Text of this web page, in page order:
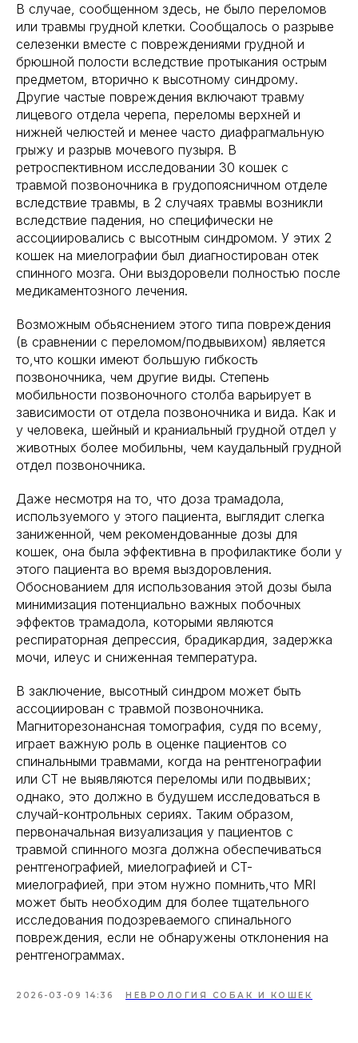
В случае, сообщенном здесь, не было переломов
или травмы грудной клетки. Сообщалось о разрыве
селезенки вместе с повреждениями грудной и
брюшной полости вследствие протыкания острым
предметом, вторично к высотному синдрому.
Другие частые повреждения включают травму
лицевого отдела черепа, переломы верхней и
нижней челюстей и менее часто диафрагмальную
грыжу и разрыв мочевого пузыря. В
ретроспективном исследовании 30 кошек с
травмой позвоночника в грудопоясничном отделе
вследствие травмы, в 2 случаях травмы возникли
вследствие падения, но специфически не
ассоциировались с высотным синдромом. У этих 2
кошек на миелографии был диагностирован отек
спинного мозга. Они выздоровели полностью после
медикаментозного лечения.
Возможным обьяснением этого типа повреждения
(в сравнении с переломом/подвывихом) является
то,что кошки имеют большую гибкость
позвоночника, чем другие виды. Степень
мобильности позвоночного столба варьирует в
зависимости от отдела позвоночника и вида. Как и
у человека, шейный и краниальный грудной отдел у
животных более мобильны, чем каудальный грудной
отдел позвоночника.
Даже несмотря на то, что доза трамадола,
используемого у этого пациента, выглядит слегка
заниженной, чем рекомендованные дозы для
кошек, она была эффективна в профилактике боли у
этого пациента во время выздоровления.
Обоснованием для использования этой дозы была
минимизация потенциально важных побочных
эффектов трамадола, которыми являются
респираторная депрессия, брадикардия, задержка
мочи, илеус и сниженная температура.
В заключение, высотный синдром может быть
ассоциирован с травмой позвоночника.
Магниторезонансная томография, судя по всему,
играет важную роль в оценке пациентов со
спинальными травмами, когда на рентгенографии
или CT не выявляются переломы или подвывих;
однако, это должно в будушем исследоваться в
случай-контрольных сериях. Таким образом,
первоначальная визуализация у пациентов с
травмой спинного мозга должна обеспечиваться
рентгенографией, миелографией и CT-
миелографией, при этом нужно помнить,что MRI
может быть необходим для более тщательного
исследования подозреваемого спинального
повреждения, если не обнаружены отклонения на
рентгенограммах.
2026-03-09 14:36 НЕВРОЛОГИЯ СОБАК И КОШЕК